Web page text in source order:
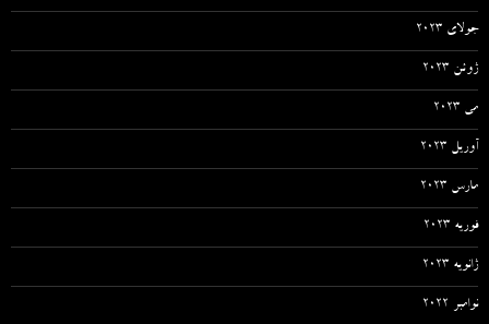
جولای 2023
ژوئن 2023
می 2023
آوریل 2023
مارس 2023
فوریه 2023
ژانویه 2023
نوامبر 2022